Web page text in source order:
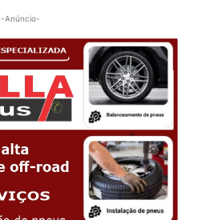
-Anúncio-